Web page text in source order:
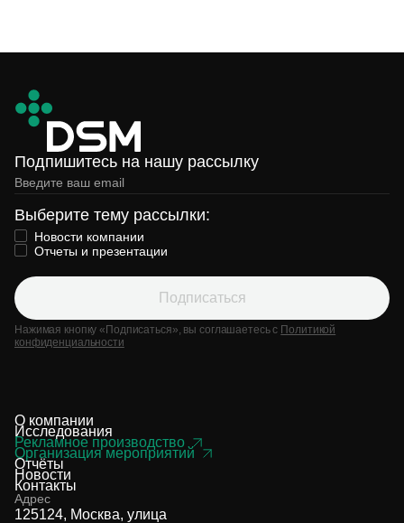
Подпишитесь на нашу рассылку
Выберите тему рассылки:
Новости компании
Отчеты и презентации
Подписаться
Нажимая кнопку «Подписаться», вы соглашаетесь с Политикой
конфиденциальности
О компании
Исследования
Рекламное производство
Организация мероприятий
Отчёты
Новости
Контакты
Адрес
125124, Москва, улица